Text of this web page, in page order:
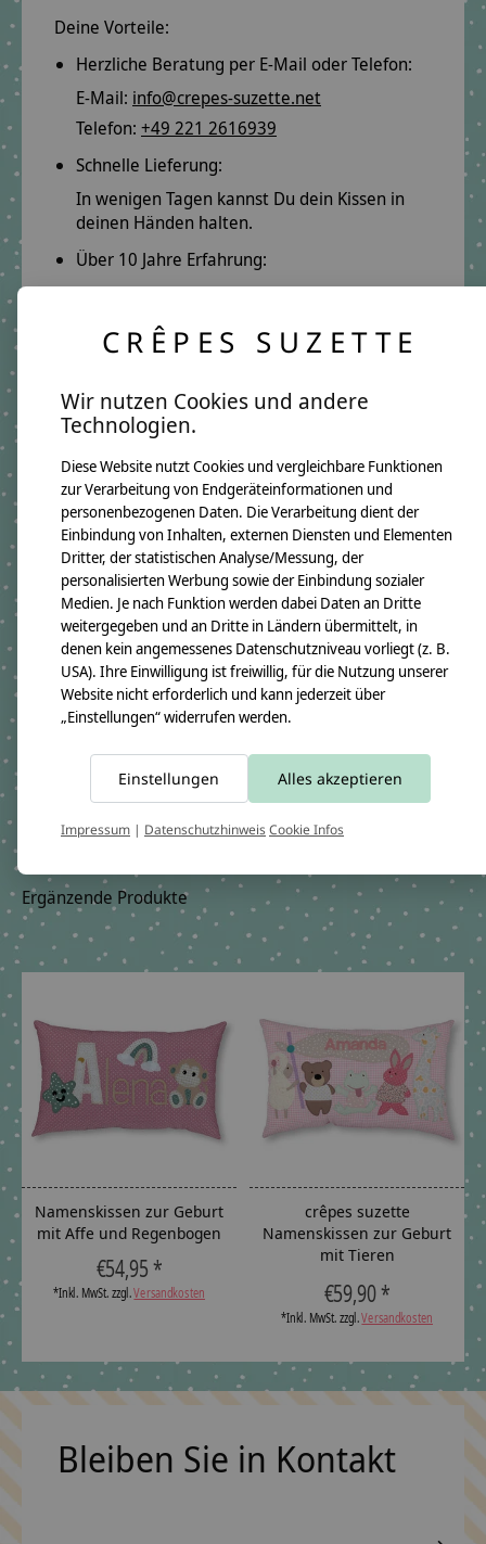
Deine Vorteile:
Herzliche Beratung per E-Mail oder Telefon:
E-Mail: info@crepes-suzette.net
Telefon: +49 221 2616939
Schnelle Lieferung:
In wenigen Tagen kannst Du dein Kissen in
deinen Händen halten.
Über 10 Jahre Erfahrung:
Auf unsere Qualität ist Verlass.
Lange Freude garantiert.
Produktangaben:
Namenskissen Viktoria 2016
GTIN: 4250608109896
Breite ca. 46cm
Höhe ca. 30cm
Material:
100% Baumwollstoff OEKO-TEX 100
Immer dabei ist ein Namensanhänger aus Holzwürfeln
Füllung:
allergikerfreundliche silikonisierte Polyesterfaserbällchen OEKO-TEX
100
Pflegehinweis:
Waschbar bei 30°C Schonwäsche, nicht trocknergeeignet
Sicherheitshinweise:
Die angehangenen Holzwürfel sind nicht für Kinder unter 3 Jahren
geeignet.
Angaben zum Hersteller:
Sülzburgstraße 108
info@crepes-suzette.net
+49 221 2616939
Ergänzende Produkte
Carousel items
Namenskissen zur Geburt
mit Affe und Regenbogen
€54,95 *
*Inkl. MwSt. zzgl.Versandkosten
crêpes suzette
Namenskissen zur Geburt
mit Tieren
The rating of this product is
€59,90 *
*Inkl. MwSt. zzgl.Versandkosten
Bleiben Sie in Kontakt
CRÊPES SUZETTE
Wir nutzen Cookies und andere
Technologien.
Diese Website nutzt Cookies und vergleichbare Funktionen
zur Verarbeitung von Endgeräteinformationen und
personenbezogenen Daten. Die Verarbeitung dient der
Einbindung von Inhalten, externen Diensten und Elementen
Dritter, der statistischen Analyse/Messung, der
personalisierten Werbung sowie der Einbindung sozialer
Medien. Je nach Funktion werden dabei Daten an Dritte
weitergegeben und an Dritte in Ländern übermittelt, in
denen kein angemessenes Datenschutzniveau vorliegt (z. B.
USA). Ihre Einwilligung ist freiwillig, für die Nutzung unserer
Website nicht erforderlich und kann jederzeit über
„Einstellungen“ widerrufen werden.
Einstellungen Alles akzeptieren
Impressum | DatenschutzhinweisCookie Infos